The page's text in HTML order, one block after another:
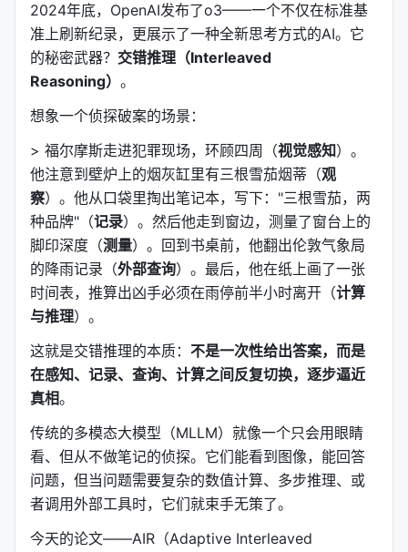
2024年底，OpenAI发布了o3——一个不仅在标准基
准上刷新纪录，更展示了一种全新思考方式的AI。它
的秘密武器？ 交错推理（Interleaved
Reasoning） 。
想象一个侦探破案的场景：
> 福尔摩斯走进犯罪现场，环顾四周（视觉感知）。
他注意到壁炉上的烟灰缸里有三根雪茄烟蒂（观
察）。他从口袋里掏出笔记本，写下："三根雪茄，两
种品牌"（记录）。然后他走到窗边，测量了窗台上的
脚印深度（测量）。回到书桌前，他翻出伦敦气象局
的降雨记录（外部查询）。最后，他在纸上画了一张
时间表，推算出凶手必须在雨停前半小时离开（计算
与推理）。
这就是交错推理的本质： 不是一次性给出答案，而是
在感知、记录、查询、计算之间反复切换，逐步逼近
真相。
传统的多模态大模型（MLLM）就像一个只会用眼睛
看、但从不做笔记的侦探。它们能看到图像，能回答
问题，但当问题需要复杂的数值计算、多步推理、或
者调用外部工具时，它们就束手无策了。
今天的论文——AIR（Adaptive Interleaved